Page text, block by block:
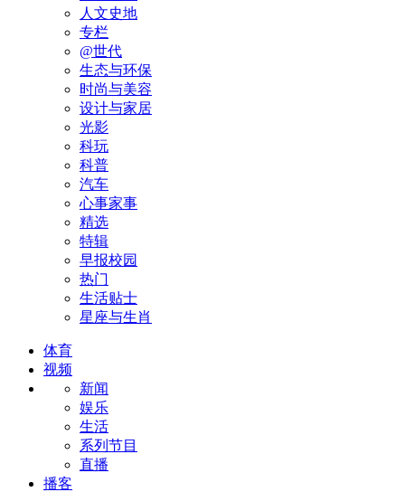
人文史地
专栏
@世代
生态与环保
时尚与美容
设计与家居
光影
科玩
科普
汽车
心事家事
精选
特辑
早报校园
热门
生活贴士
星座与生肖
体育
视频
新闻
娱乐
生活
系列节目
直播
播客